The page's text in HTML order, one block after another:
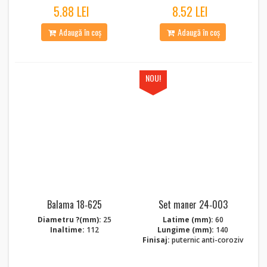
5.88 LEI
Adaugă în coș
8.52 LEI
Adaugă în coș
Balama 18‑625
Diametru ?(mm): 25
Inaltime: 112
Set maner 24‑003
Latime (mm): 60
Lungime (mm): 140
Finisaj: puternic anti-coroziv
NOU!